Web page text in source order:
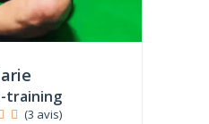
training
(3 avis)